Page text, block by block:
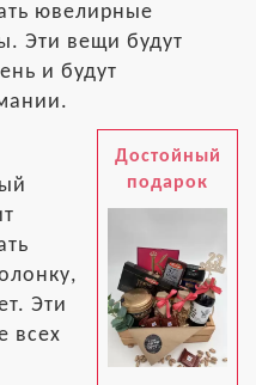
ювелирные
Эти вещи будут
и будут
Достойный
подарок
Эти
всех